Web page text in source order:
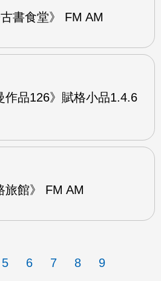
古書食堂》 FM AM
作品126》賦格小品1.4.6
旅館》 FM AM
5 6 7 8 9